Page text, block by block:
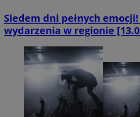
Siedem dni pełnych
wydarzenia w regionie